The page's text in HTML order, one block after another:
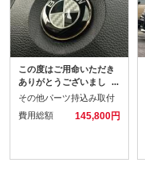
この度はご用命いただき
ありがとうございまし
た。『車輌販売車検/整
レンタカー』持ち込みパ
カーマインドにご相談く
その他パーツ持込み取付
費用総額
145,800円